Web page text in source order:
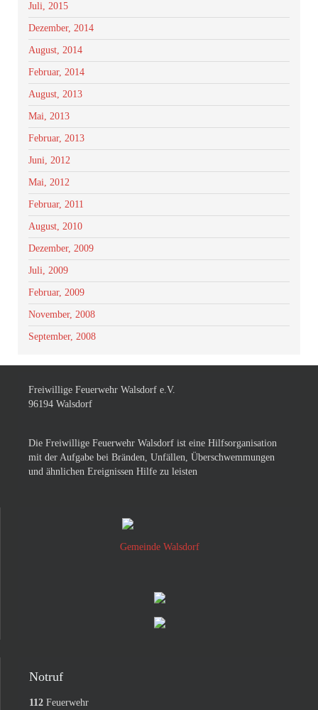
Juli, 2015
Dezember, 2014
August, 2014
Februar, 2014
August, 2013
Mai, 2013
Februar, 2013
Juni, 2012
Mai, 2012
Februar, 2011
August, 2010
Dezember, 2009
Juli, 2009
Februar, 2009
November, 2008
September, 2008
Freiwillige Feuerwehr Walsdorf e.V.
96194 Walsdorf
Die Freiwillige Feuerwehr Walsdorf ist eine Hilfsorganisation
mit der Aufgabe bei Bränden, Unfällen, Überschwemmungen
und ähnlichen Ereignissen Hilfe zu leisten
Gemeinde Walsdorf
Notruf
112 Feuerwehr